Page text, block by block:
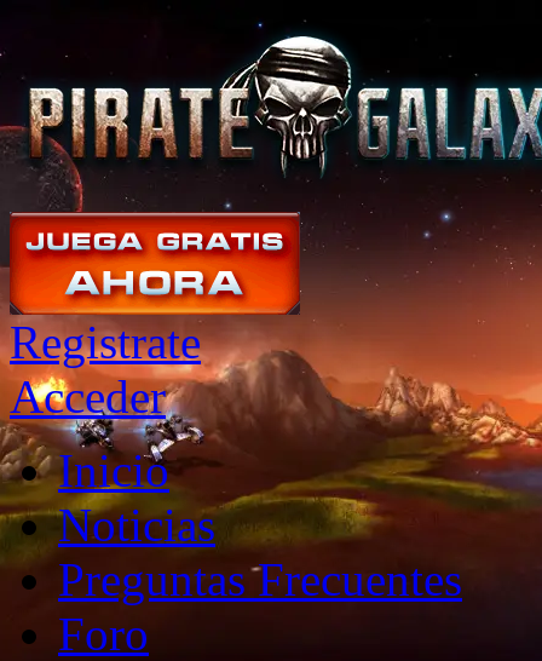
Registrate
Acceder
Inicio
Noticias
Preguntas Frecuentes
Foro